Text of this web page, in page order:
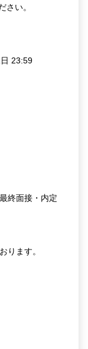
さい。
23:59
終面接・内定
ります。